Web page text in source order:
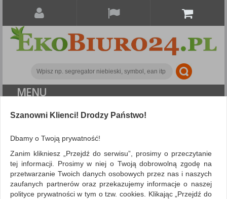
MENU
Papier i etykiety
Etykiety samoprzylepne
białe 100 ark.
Szanowni Klienci! Drodzy Państwo!
Dbamy o Twoją prywatność!
Zanim klikniesz „Przejdź do serwisu”, prosimy o przeczytanie
tej informacji. Prosimy w niej o Twoją dobrowolną zgodę na
przetwarzanie Twoich danych osobowych przez nas i naszych
zaufanych partnerów oraz przekazujemy informacje o naszej
polityce prywatności w tym o tzw. cookies. Klikając „Przejdź do